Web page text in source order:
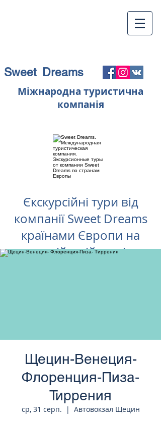
Sweet Dreams
Міжнародна туристична
компанія
Єкскурсійні тури від
компанії Sweet Dreams
країнами Європи на
російській мові
Щецин-Венеция-
Флоренция-Пиза-
Тиррения
ср, 31 серп.
  |
Автовокзал Щецин